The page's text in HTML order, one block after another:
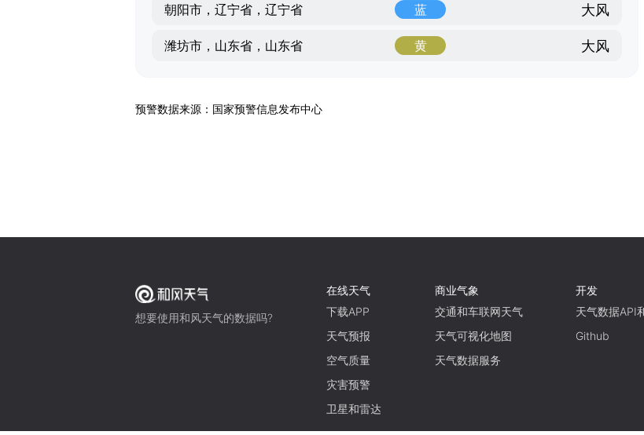
朝阳市，辽宁省，辽宁省 蓝 大风
潍坊市，山东省，山东省 黄 大风
预警数据来源：国家预警信息发布中心
想要使用和风天气的数据吗?
在线天气
下载APP
天气预报
空气质量
灾害预警
卫星和雷达
商业气象
交通和车联网天气
天气可视化地图
天气数据服务
开发
天气数据API
Github